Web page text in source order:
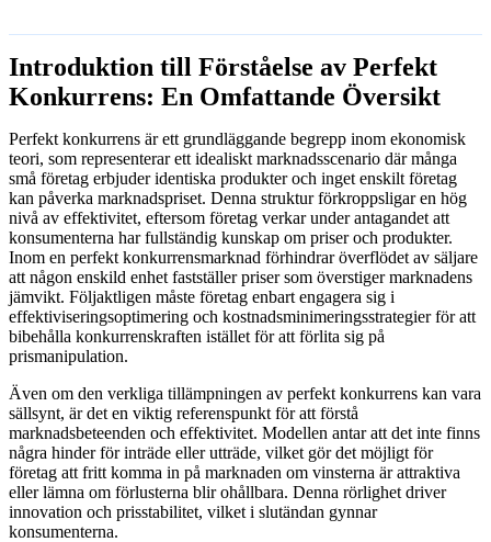
Introduktion till Förståelse av Perfekt
Konkurrens: En Omfattande Översikt
Perfekt konkurrens är ett grundläggande begrepp inom ekonomisk
teori, som representerar ett idealiskt marknadsscenario där många
små företag erbjuder identiska produkter och inget enskilt företag
kan påverka marknadspriset. Denna struktur förkroppsligar en hög
nivå av effektivitet, eftersom företag verkar under antagandet att
konsumenterna har fullständig kunskap om priser och produkter.
Inom en perfekt konkurrensmarknad förhindrar överflödet av säljare
att någon enskild enhet fastställer priser som överstiger marknadens
jämvikt. Följaktligen måste företag enbart engagera sig i
effektiviseringsoptimering och kostnadsminimeringsstrategier för att
bibehålla konkurrenskraften istället för att förlita sig på
prismanipulation.
Även om den verkliga tillämpningen av perfekt konkurrens kan vara
sällsynt, är det en viktig referenspunkt för att förstå
marknadsbeteenden och effektivitet. Modellen antar att det inte finns
några hinder för inträde eller utträde, vilket gör det möjligt för
företag att fritt komma in på marknaden om vinsterna är attraktiva
eller lämna om förlusterna blir ohållbara. Denna rörlighet driver
innovation och prisstabilitet, vilket i slutändan gynnar
konsumenterna.